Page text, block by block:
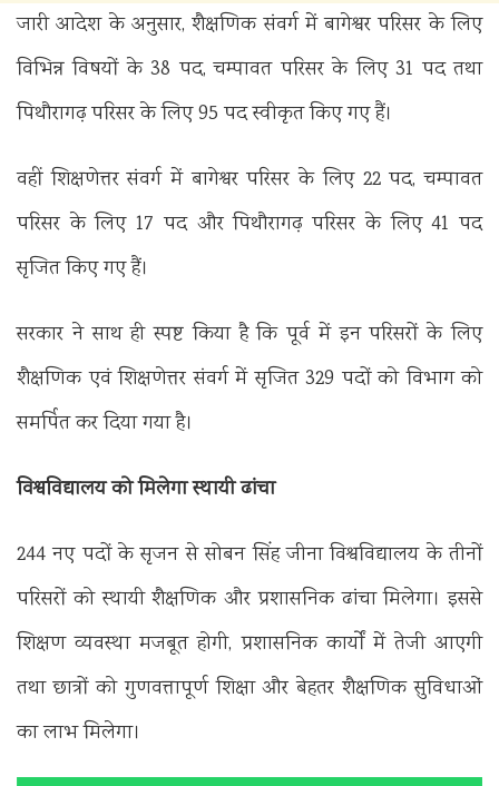
जारी आदेश के अनुसार, शैक्षणिक संवर्ग में बागेश्वर परिसर के लिए
विभिन्न विषयों के 38 पद, चम्पावत परिसर के लिए 31 पद तथा
पिथौरागढ़ परिसर के लिए 95 पद स्वीकृत किए गए हैं।
वहीं शिक्षणेत्तर संवर्ग में बागेश्वर परिसर के लिए 22 पद, चम्पावत
परिसर के लिए 17 पद और पिथौरागढ़ परिसर के लिए 41 पद
सृजित किए गए हैं।
सरकार ने साथ ही स्पष्ट किया है कि पूर्व में इन परिसरों के लिए
शैक्षणिक एवं शिक्षणेत्तर संवर्ग में सृजित 329 पदों को विभाग को
समर्पित कर दिया गया है।
विश्वविद्यालय को मिलेगा स्थायी ढांचा
244 नए पदों के सृजन से सोबन सिंह जीना विश्वविद्यालय के तीनों
परिसरों को स्थायी शैक्षणिक और प्रशासनिक ढांचा मिलेगा। इससे
शिक्षण व्यवस्था मजबूत होगी, प्रशासनिक कार्यों में तेजी आएगी
तथा छात्रों को गुणवत्तापूर्ण शिक्षा और बेहतर शैक्षणिक सुविधाओं
का लाभ मिलेगा।